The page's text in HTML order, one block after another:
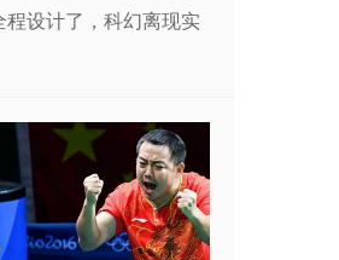
设计了，科幻离现实